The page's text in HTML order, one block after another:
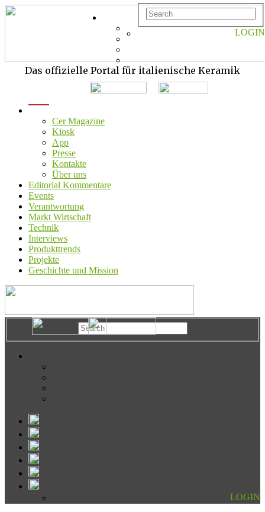
Das offizielle Portal für italienische Keramik
Cer Magazine
Kiosk
App
Presse
Kontakte
Über uns
Editorial Kommentare
Events
Verantwortung
Markt Wirtschaft
Technik
Interviews
Produkttrends
Projekte
Geschichte und Mission
LOGIN
LOGIN